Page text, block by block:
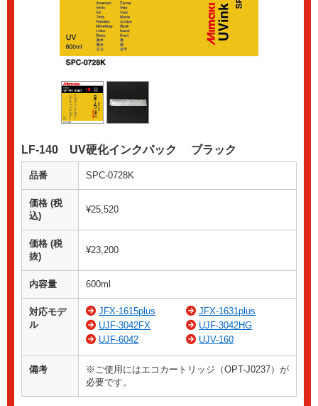
LF-140 UV硬化インクパック ブラック
品番 SPC-0728K
価格 (税
込)
¥25,520
価格 (税
抜)
¥23,200
内容量 600ml
対応モデ
ル
JFX-1615plus
JFX-1631plus
UJF-3042FX
UJF-3042HG
UJF-6042
UJV-160
備考
※ご使用にはエコカートリッジ（OPT-J0237）が
必要です。